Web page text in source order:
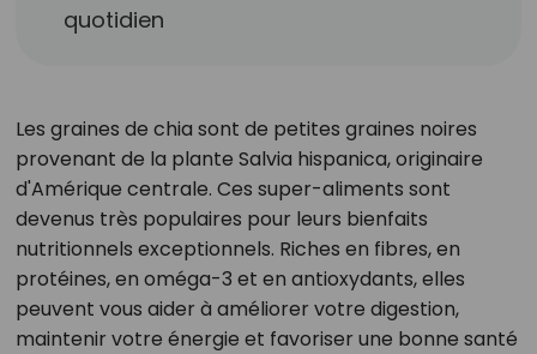
quotidien
Les graines de chia sont de petites graines noires
provenant de la plante Salvia hispanica, originaire
d'Amérique centrale. Ces super-aliments sont
devenus très populaires pour leurs bienfaits
nutritionnels exceptionnels. Riches en fibres, en
protéines, en oméga-3 et en antioxydants, elles
peuvent vous aider à améliorer votre digestion,
maintenir votre énergie et favoriser une bonne santé